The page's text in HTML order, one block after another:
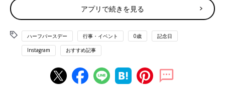
アプリで続きを見る
ハーフバースデー 行事・イベント 0歳 記念日
Instagram おすすめ記事